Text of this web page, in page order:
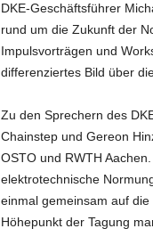
DKE-Geschäftsführer
rund um die Zukunft der
Impulsvorträgen und
differenziertes Bild über
Zu den Sprechern des
Chainstep und Gereon
OSTO und RWTH
elektrotechnische
einmal gemeinsam auf
Höhepunkt der Tagung